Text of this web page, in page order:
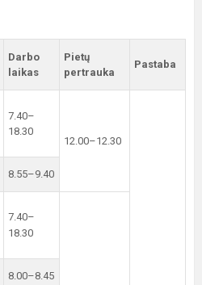
Darbo
laikas
Pietų
pertrauka
Pastaba
7.40–
18.30
12.00–12.30
8.55–9.40
7.40–
18.30
8.00–8.45